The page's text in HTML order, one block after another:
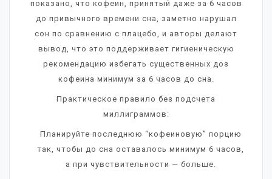
показано, что кофеин, принятый даже за 6 часов
до привычного времени сна, заметно нарушал
сон по сравнению с плацебо, и авторы делают
вывод, что это поддерживает гигиеническую
рекомендацию избегать существенных доз
кофеина минимум за 6 часов до сна.
Практическое правило без подсчета
миллиграммов:
Планируйте последнюю “кофеиновую” порцию
так, чтобы до сна оставалось минимум 6 часов,
а при чувствительности — больше.